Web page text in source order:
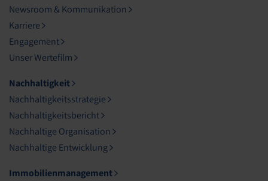
Newsroom & Kommunikation
Karriere
Engagement
Unser Wertefilm
Nachhaltigkeit
Nachhaltigkeitsstrategie
Nachhaltigkeitsbericht
Nachhaltige Organisation
Nachhaltige Entwicklung
Immobilienmanagement